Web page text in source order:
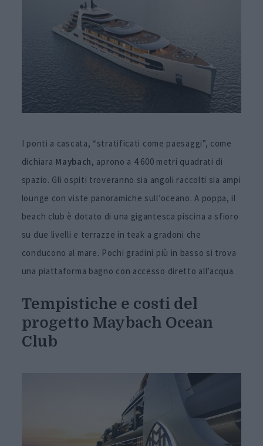
I ponti a cascata, “stratificati come paesaggi”, come
dichiara Maybach, aprono a 4.600 metri quadrati di
spazio. Gli ospiti troveranno sia angoli raccolti sia ampi
lounge con viste panoramiche sull’oceano. A poppa, il
beach club è dotato di una gigantesca piscina a sfioro
su due livelli e terrazze in teak a gradoni che
conducono al mare. Pochi gradini più in basso si trova
una piattaforma bagno con accesso diretto all’acqua.
Tempistiche e costi del
progetto Maybach Ocean
Club